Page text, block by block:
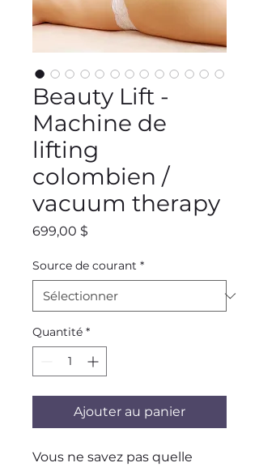
Beauty Lift -
Machine de
lifting
colombien /
vacuum therapy
699,00 $
Source de courant *
Quantité *
Ajouter au panier
Vous ne savez pas quelle